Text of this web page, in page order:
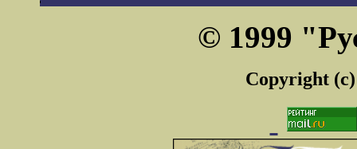
© 1999
Copyright